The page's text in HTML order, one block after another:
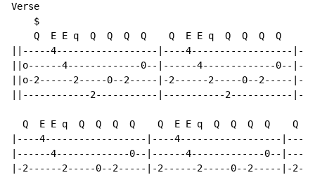
Verse
    $
Q  E E q  Q  Q  Q  Q    Q  E E q  Q  Q  Q  Q    q
||-----4------------------|----4------------------
||o------4-------------0--|------4-------------0--
||o-2------2-----0--2-----|-2------2-----0--2-----|-
||------------2-----------|-----------2-----------
Q  E E q  Q  Q  Q  Q    Q  E E q  Q  Q  Q  Q    Q
|----4------------------|----4------------------|----
|------4-------------0--|------4-------------0--
|-2------2-----0--2-----|-2------2-----0--2-----|-